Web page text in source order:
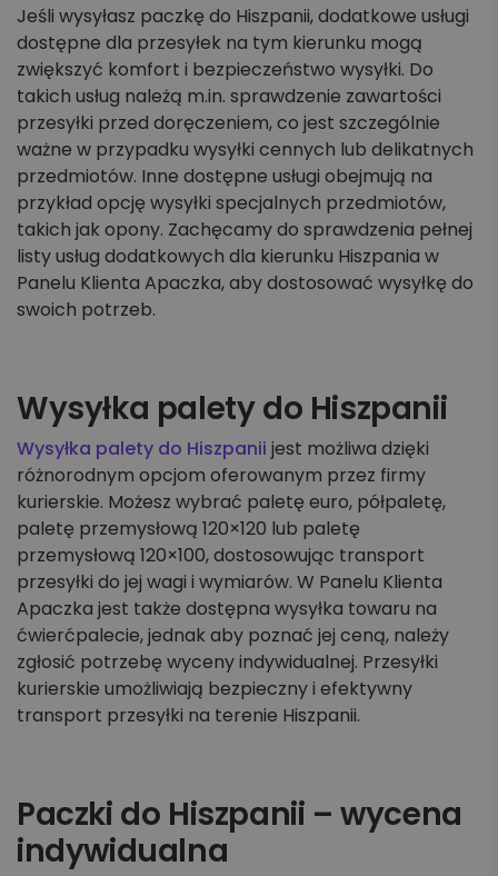
Jeśli wysyłasz paczkę do Hiszpanii, dodatkowe usługi
dostępne dla przesyłek na tym kierunku mogą
zwiększyć komfort i bezpieczeństwo wysyłki. Do
takich usług należą m.in. sprawdzenie zawartości
przesyłki przed doręczeniem, co jest szczególnie
ważne w przypadku wysyłki cennych lub delikatnych
przedmiotów. Inne dostępne usługi obejmują na
przykład opcję wysyłki specjalnych przedmiotów,
takich jak opony. Zachęcamy do sprawdzenia pełnej
listy usług dodatkowych dla kierunku Hiszpania w
Panelu Klienta Apaczka, aby dostosować wysyłkę do
swoich potrzeb.
Wysyłka palety do Hiszpanii
Wysyłka palety do Hiszpanii jest możliwa dzięki
różnorodnym opcjom oferowanym przez firmy
kurierskie. Możesz wybrać paletę euro, półpaletę,
paletę przemysłową 120×120 lub paletę
przemysłową 120×100, dostosowując transport
przesyłki do jej wagi i wymiarów. W Panelu Klienta
Apaczka jest także dostępna wysyłka towaru na
ćwierćpalecie, jednak aby poznać jej ceną, należy
zgłosić potrzebę wyceny indywidualnej. Przesyłki
kurierskie umożliwiają bezpieczny i efektywny
transport przesyłki na terenie Hiszpanii.
Paczki do Hiszpanii – wycena
indywidualna